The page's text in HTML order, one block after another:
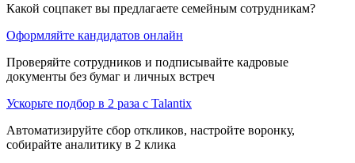
Какой соцпакет вы предлагаете семейным сотрудникам?
Оформляйте кандидатов онлайн
Проверяйте сотрудников и подписывайте кадровые
документы без бумаг и личных встреч
Ускорьте подбор в 2 раза с Talantix
Автоматизируйте сбор откликов, настройте воронку,
собирайте аналитику в 2 клика